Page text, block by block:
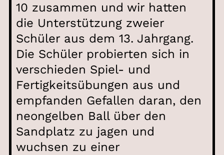
10 zusammen und wir hatten
die Unterstützung zweier
Schüler aus dem 13. Jahrgang.
Die Schüler probierten sich in
verschieden Spiel- und
Fertigkeitsübungen aus und
empfanden Gefallen daran, den
neongelben Ball über den
Sandplatz zu jagen und
wuchsen zu einer